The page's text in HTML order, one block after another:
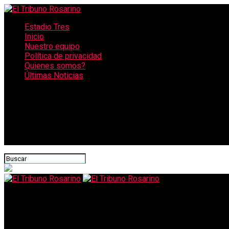
Estadio Tres
Inicio
Nuestro equipo
Política de privacidad
Quienes somos?
Últimas Noticias